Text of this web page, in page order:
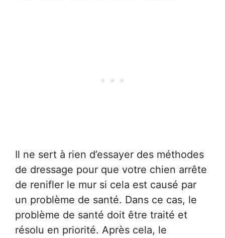
Il ne sert à rien d’essayer des méthodes
de dressage pour que votre chien arrête
de renifler le mur si cela est causé par
un problème de santé. Dans ce cas, le
problème de santé doit être traité et
résolu en priorité. Après cela, le